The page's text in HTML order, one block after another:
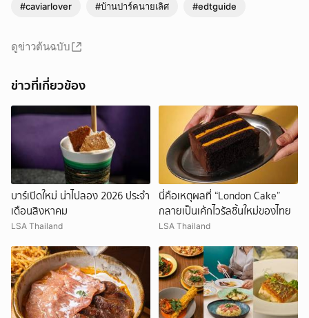
#caviarlover #บ้านปาร์คนายเลิศ #edtguide
ดูข่าวต้นฉบับ
ข่าวที่เกี่ยวข้อง
บาร์เปิดใหม่ น่าไปลอง 2026 ประจำ
เดือนสิงหาคม
LSA Thailand
นี่คือเหตุผลที่ “London Cake”
กลายเป็นเค้กไวรัลชิ้นใหม่ของไทย
LSA Thailand
ยกเลิก